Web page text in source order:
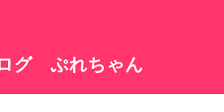
グ ぷれちゃん